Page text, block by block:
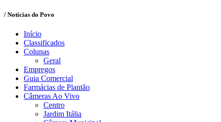
/ Notícias do Povo
Início
Classificados
Colunas
Geral
Empregos
Guia Comercial
Farmácias de Plantão
Câmeras Ao Vivo
Centro
Jardim Itália